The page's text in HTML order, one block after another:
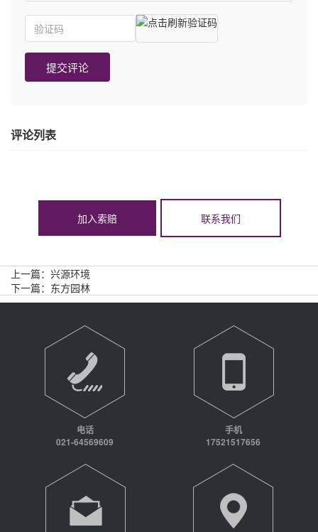
提交评论
评论列表
加入索赔 联系我们
上一篇： 兴源环境
下一篇： 东方园林
电话
021-64569609
手机
17521517656